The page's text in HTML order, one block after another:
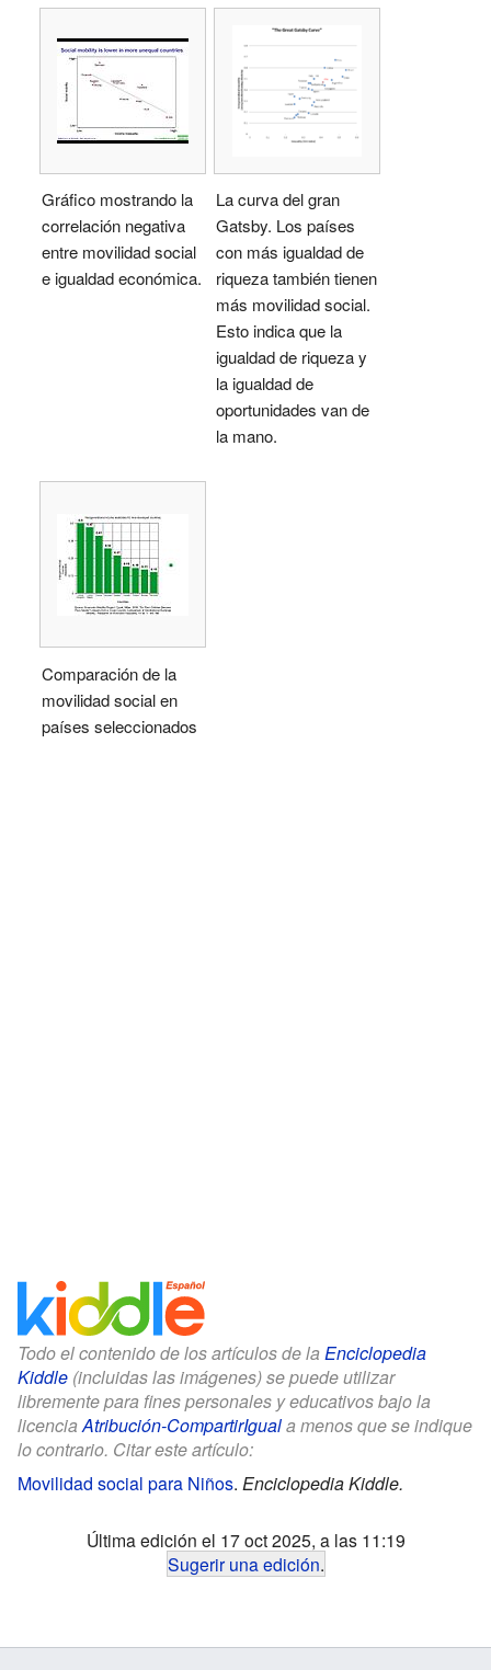
Gráfico mostrando la
correlación negativa
entre movilidad social
e igualdad económica.
La curva del gran
Gatsby. Los países
con más igualdad de
riqueza también tienen
más movilidad social.
Esto indica que la
igualdad de riqueza y
la igualdad de
oportunidades van de
la mano.
Comparación de la
movilidad social en
países seleccionados
Todo el contenido de los artículos de la Enciclopedia
Kiddle (incluidas las imágenes) se puede utilizar
libremente para fines personales y educativos bajo la
licenciaAtribución-CompartirIguala menos que se indique
lo contrario. Citar este artículo:
Movilidad social para Niños. Enciclopedia Kiddle.
Última edición el 17 oct 2025, a las 11:19
Sugerir una edición.